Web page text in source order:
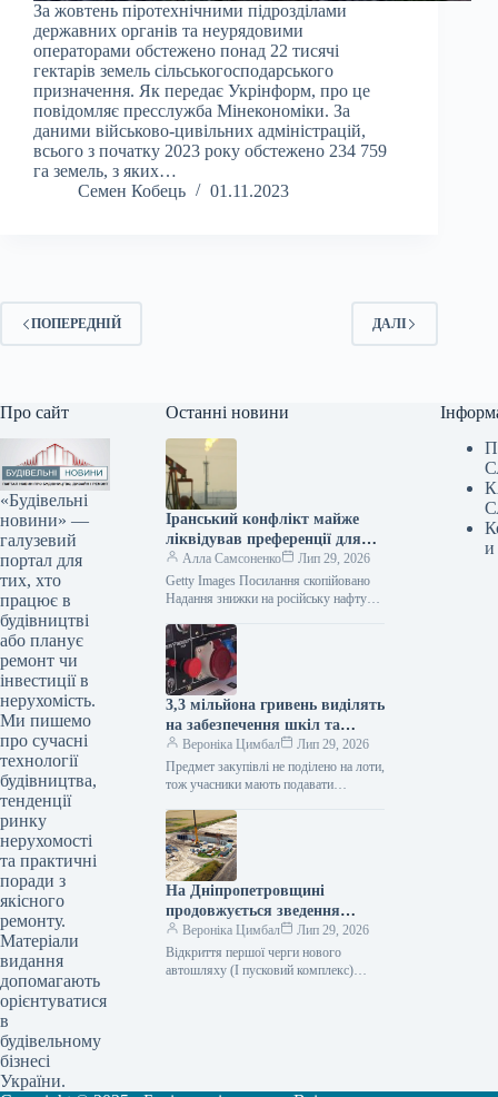
За жовтень піротехнічними підрозділами
державних органів та неурядовими
операторами обстежено понад 22 тисячі
гектарів земель сільськогосподарського
призначення. Як передає Укрінформ, про це
повідомляє пресслужба Мінекономіки. За
даними військово-цивільних адміністрацій,
всього з початку 2023 року обстежено 234 759
га земель, з яких…
Семен Кобець
01.11.2023
ПОПЕРЕДНІЙ ДАЛІ
Про сайт
«Будівельні
новини» —
галузевий
портал для
тих, хто
працює в
будівництві
або планує
ремонт чи
інвестиції в
нерухомість.
Ми пишемо
про сучасні
технології
будівництва,
тенденції
ринку
нерухомості
та практичні
поради з
якісного
ремонту.
Матеріали
видання
допомагають
орієнтуватися
в
будівельному
бізнесі
України.
Останні новини
Іранський конфлікт майже
ліквідував преференції для
індійських закупівель
російської нафти.
Алла Самсоненко
Лип 29, 2026
Getty Images Посилання скопійовано
Надання знижки на російську нафту
понад 10 доларів за барель…
3,3 мільйона гривень виділять
на забезпечення шкіл та
дитсадків Деснянського
району генераторами.
Вероніка Цимбал
Лип 29, 2026
Предмет закупівлі не поділено на лоти,
тож учасники мають подавати
Сьогодні, 13:59 Фото: kyivvlada.com.ua
Генератор…
На Дніпропетровщині
продовжується зведення
автомагістралі, що поліпшить
зв’язок із Києвом
Вероніка Цимбал
Лип 29, 2026
Відкриття першої черги нового
автошляху (І пусковий комплекс)
и